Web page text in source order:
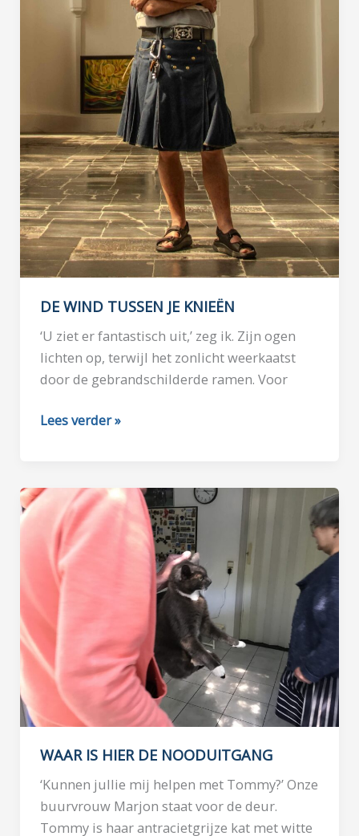
DE WIND TUSSEN JE KNIEËN
‘U ziet er fantastisch uit,’ zeg ik. Zijn ogen
lichten op, terwijl het zonlicht weerkaatst
door de gebrandschilderde ramen. Voor
DE
JE
KNIEËN
Lees verder »
WAAR IS HIER DE NOODUITGANG
‘Kunnen jullie mij helpen met Tommy?’ Onze
buurvrouw Marjon staat voor de deur.
Tommy is haar antracietgrijze kat met witte